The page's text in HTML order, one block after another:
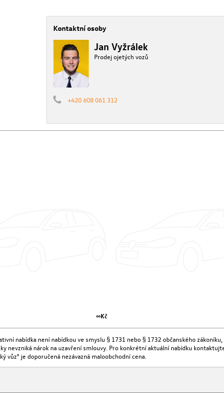
Kontaktní osoby
Jan Vyžrálek
Prodej ojetých vozů
+420 608 061 312
∞Kč
nabídka není nabídkou ve smyslu § 1731 nebo § 1732 občanského zákoníku,
nevzniká nárok na uzavření smlouvy. Pro konkrétní aktuální nabídku
je doporučená nezávazná maloobchodní cena.